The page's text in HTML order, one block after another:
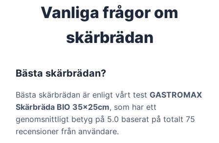
Vanliga frågor om
skärbrädan
Bästa skärbrädan?
Bästa skärbrädan är enligt vårt test GASTROMAX
Skärbräda BIO 35x25cm, som har ett
genomsnittligt betyg på 5.0 baserat på totalt 75
recensioner från användare.